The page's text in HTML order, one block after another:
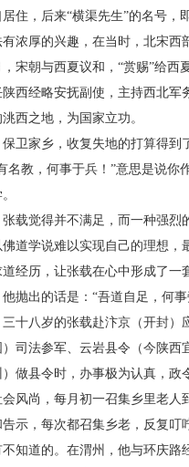
住，后来“横渠先生”的名号，
厚的兴趣，在当时，北宋西
宋朝与西夏议和，“赏赐”给
西经略安抚副使，主持西北
西之地，为国家立功。
家乡，收复失地的打算得到
名教，何事于兵！”意思是说
觉得并不满足，而一种强烈
道学说难以实现自己的理想，
历，让张载在心中形成了一
抛出的话是：“吾道自足，何
八岁的张载赴汴京（开封）
司法参军、云岩县令（今陕
做县令时，办事极为认真，
风尚，每月初一召集乡里老
示，每次都召集乡老，反复
知道的。在渭州，他与环庆